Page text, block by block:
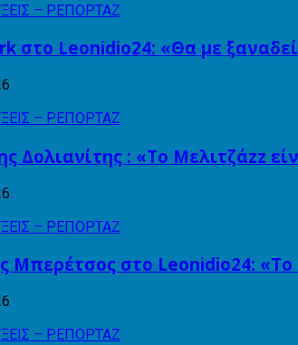
– ΡΕΠΟΡΤΑΖ
στο Leonidio24: «Θα με
– ΡΕΠΟΡΤΑΖ
Δολιανίτης : «Το Μελιτζάzz
– ΡΕΠΟΡΤΑΖ
Μπερέτσος στο Leonidio24:
– ΡΕΠΟΡΤΑΖ